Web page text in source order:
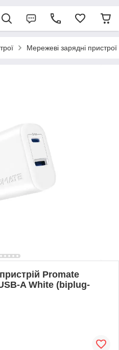
Мережеві зарядні пристрої
Promate
A White (biplug-